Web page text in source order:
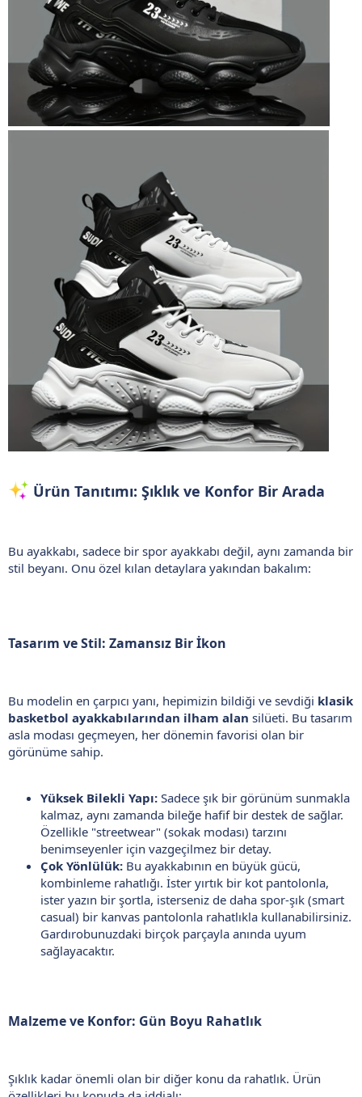
Ürün Tanıtımı: Şıklık ve Konfor Bir Arada​
Bu ayakkabı, sadece bir spor ayakkabı değil, aynı zamanda bir
stil beyanı. Onu özel kılan detaylara yakından bakalım:
Tasarım ve Stil: Zamansız Bir İkon
Bu modelin en çarpıcı yanı, hepimizin bildiği ve sevdiği klasik
basketbol ayakkabılarından ilham alan silüeti. Bu tasarım
asla modası geçmeyen, her dönemin favorisi olan bir
görünüme sahip.
Yüksek Bilekli Yapı: Sadece şık bir görünüm sunmakla
kalmaz, aynı zamanda bileğe hafif bir destek de sağlar.
Özellikle "streetwear" (sokak modası) tarzını
benimseyenler için vazgeçilmez bir detay.
Çok Yönlülük: Bu ayakkabının en büyük gücü,
kombinleme rahatlığı. İster yırtık bir kot pantolonla,
ister yazın bir şortla, isterseniz de daha spor-şık (smart
casual) bir kanvas pantolonla rahatlıkla kullanabilirsiniz.
Gardırobunuzdaki birçok parçayla anında uyum
sağlayacaktır.
Malzeme ve Konfor: Gün Boyu Rahatlık
Şıklık kadar önemli olan bir diğer konu da rahatlık. Ürün